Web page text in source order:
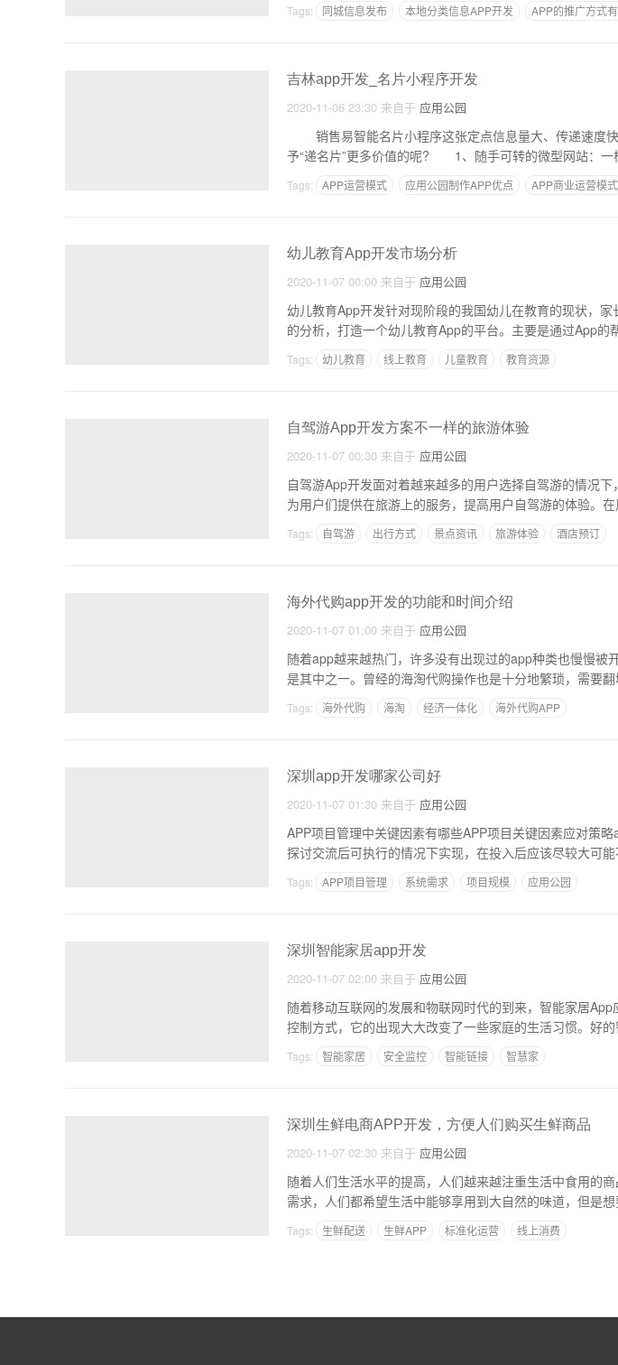
Tags: 同城信息发布 本地分类信息APP开发 APP的推广方式
吉林app开发_名片小程序开发
2020-11-06 23:30 来自于 应用公园
销售易智能名片小程序这张定点信息量大、传递速度
予“递名片”更多价值的呢? 1、随手可转的微型网站：
Tags: APP运营模式 应用公园制作APP优点 APP商业运营模式
幼儿教育App开发市场分析
2020-11-07 00:00 来自于 应用公园
幼儿教育App开发针对现阶段的我国幼儿在教育的现状，
的分析，打造一个幼儿教育App的平台。主要是通过App
Tags: 幼儿教育 线上教育 儿童教育 教育资源
自驾游App开发方案不一样的旅游体验
2020-11-07 00:30 来自于 应用公园
自驾游App开发面对着越来越多的用户选择自驾游的情况
为用户们提供在旅游上的服务，提高用户自驾游的体验。
Tags: 自驾游 出行方式 景点资讯 旅游体验 酒店预订
海外代购app开发的功能和时间介绍
2020-11-07 01:00 来自于 应用公园
随着app越来越热门，许多没有出现过的app种类也慢慢
是其中之一。曾经的海淘代购操作也是十分地繁琐，需要
Tags: 海外代购 海淘 经济一体化 海外代购APP
深圳app开发哪家公司好
2020-11-07 01:30 来自于 应用公园
APP项目管理中关键因素有哪些APP项目关键因素应对策
探讨交流后可执行的情况下实现，在投入后应该尽较大可
Tags: APP项目管理 系统需求 项目规模 应用公园
深圳智能家居app开发
2020-11-07 02:00 来自于 应用公园
随着移动互联网的发展和物联网时代的到来，智能家居
控制方式，它的出现大大改变了一些家庭的生活习惯。好
Tags: 智能家居 安全监控 智能链接 智慧家
深圳生鲜电商APP开发，方便人们购买生鲜商品
2020-11-07 02:30 来自于 应用公园
随着人们生活水平的提高，人们越来越注重生活中食用的
需求，人们都希望生活中能够享用到大自然的味道，但是
Tags: 生鲜配送 生鲜APP 标准化运营 线上消费